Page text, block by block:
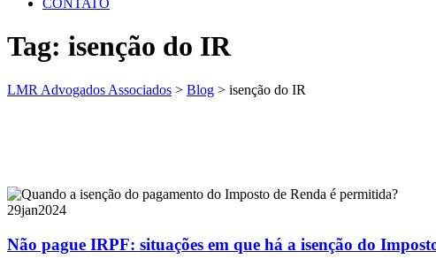
CONTATO
Tag: isenção do IR
LMR Advogados Associados > Blog > isenção do IR
29jan2024
Não pague IRPF: situações em que há a isenção do